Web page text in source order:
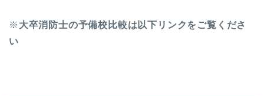
※ 大卒消防士の予備校比較は以下リンクをご覧くださ
い